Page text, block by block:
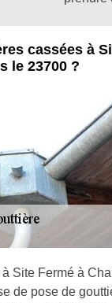
cassées à
le 23700 ?
Site Fermé à
de pose de